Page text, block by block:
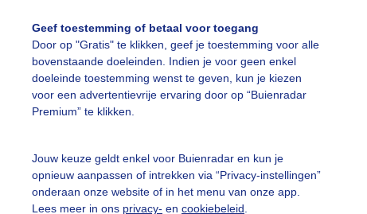
Geef toestemming of betaal voor toegang
Door op "Gratis" te klikken, geef je toestemming voor alle
bovenstaande doeleinden. Indien je voor geen enkel
doeleinde toestemming wenst te geven, kun je kiezen
voor een advertentievrije ervaring door op “Buienradar
Premium” te klikken.
Jouw keuze geldt enkel voor Buienradar en kun je
opnieuw aanpassen of intrekken via “Privacy-instellingen”
onderaan onze website of in het menu van onze app.
Lees meer in ons privacy- en cookiebeleid
vragen
Mijn weer
De Bilt